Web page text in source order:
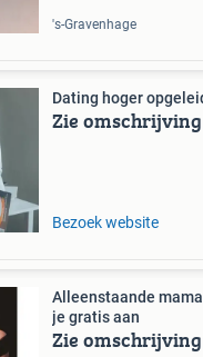
's-Gravenhage
Dating hoger
Zie omschrijving
Bezoek website
Alleenstaande
je gratis aan
Zie omschrijving